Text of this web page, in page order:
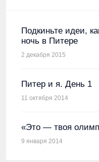
Подкиньте идеи,
ночь в Питере
2 декабря 2015
Питер и я. День 1
11 октября 2014
«Это — твоя
9 января 2014